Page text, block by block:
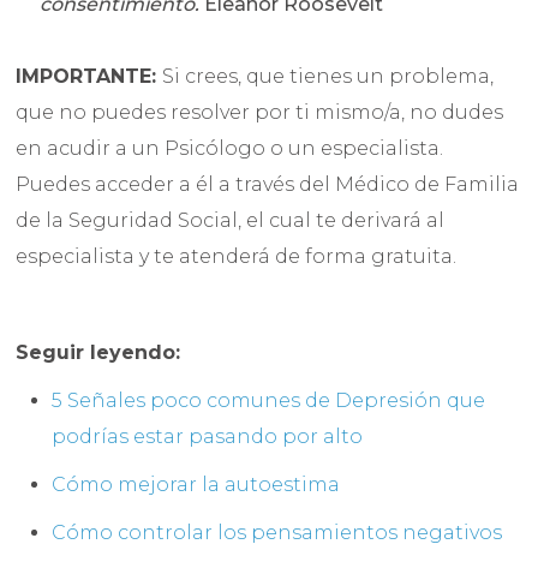
IMPORTANTE: Si crees, que tienes un problema,
que no puedes resolver por ti mismo/a, no dudes
en acudir a un Psicólogo o un especialista.
Puedes acceder a él a través del Médico de Familia
de la Seguridad Social, el cual te derivará al
especialista y te atenderá de forma gratuita.
Seguir leyendo:
5 Señales poco comunes de Depresión que
podrías estar pasando por alto
Cómo mejorar la autoestima
Cómo controlar los pensamientos negativos